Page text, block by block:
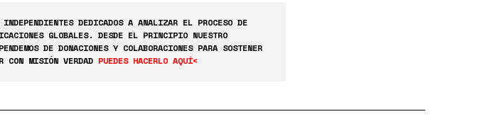
DEDICADOS A ANALIZAR EL PROCESO DE
GLOBALES. DESDE EL PRINCIPIO NUESTRO
DE DONACIONES Y COLABORACIONES PARA SOSTENER
CON MISIÓN VERDAD PUEDES HACERLO AQUÍ<